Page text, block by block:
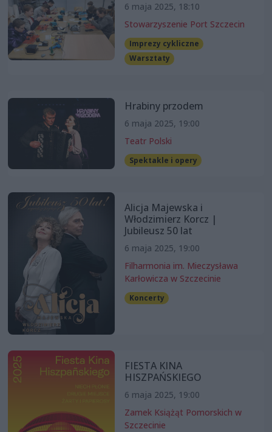
6 maja 2025, 18:10
Stowarzyszenie Port Szczecin
Imprezy cykliczne
Warsztaty
Hrabiny przodem
6 maja 2025, 19:00
Teatr Polski
Spektakle i opery
Alicja Majewska i
Włodzimierz Korcz |
Jubileusz 50 lat
6 maja 2025, 19:00
Filharmonia im. Mieczysława
Karłowicza w Szczecinie
Koncerty
FIESTA KINA
HISZPAŃSKIEGO
6 maja 2025, 19:00
Zamek Książąt Pomorskich w
Szczecinie